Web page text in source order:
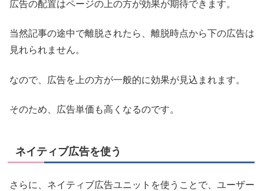
広告の配置はページの上の方が効果が期待できます。
当然記事の途中で離脱されたら、離脱時点から下の広告は
見れられません。
なので、広告を上の方が一般的に効果が見込まれます。
そのため、広告単価も高くなるのです。
ネイティブ広告を使う
さらに、ネイティブ広告ユニットを使うことで、ユーザー